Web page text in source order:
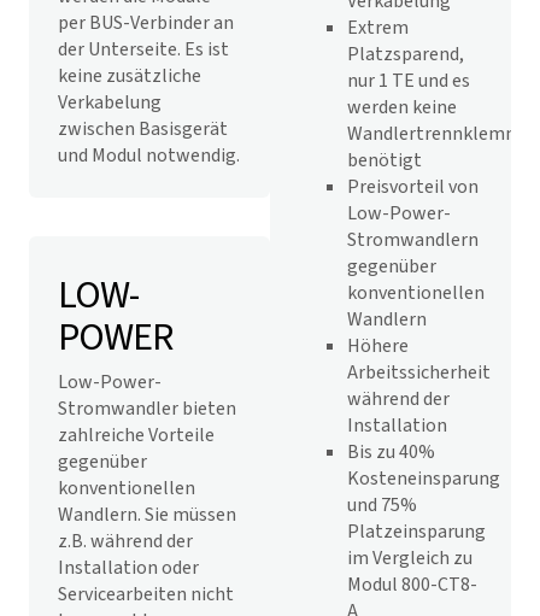
per BUS-Verbinder an
der Unterseite. Es ist
keine zusätzliche
Verkabelung
zwischen Basisgerät
und Modul notwendig.
LOW-
POWER
Low-Power-
Stromwandler bieten
zahlreiche Vorteile
gegenüber
konventionellen
Wandlern. Sie müssen
z.B. während der
Installation oder
Servicearbeiten nicht
Extrem
Platzsparend,
nur 1 TE und es
werden keine
benötigt
Preisvorteil von
Low-Power-
Stromwandlern
gegenüber
konventionellen
Wandlern
Höhere
Arbeitssicherheit
während der
Installation
Bis zu 40%
Kosteneinsparung
und 75%
Platzeinsparung
im Vergleich zu
Modul 800-CT8-